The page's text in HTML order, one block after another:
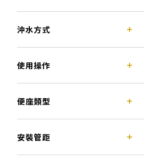
沖水方式
使用操作
便座類型
安裝管距